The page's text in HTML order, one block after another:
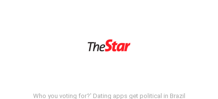
Who you voting for?' Dating apps get political in Brazil